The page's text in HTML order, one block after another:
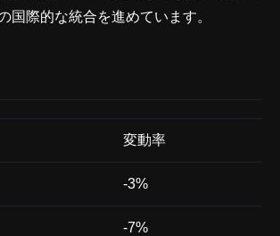
国際的な統合を進めています。
変動率
-3%
-7%